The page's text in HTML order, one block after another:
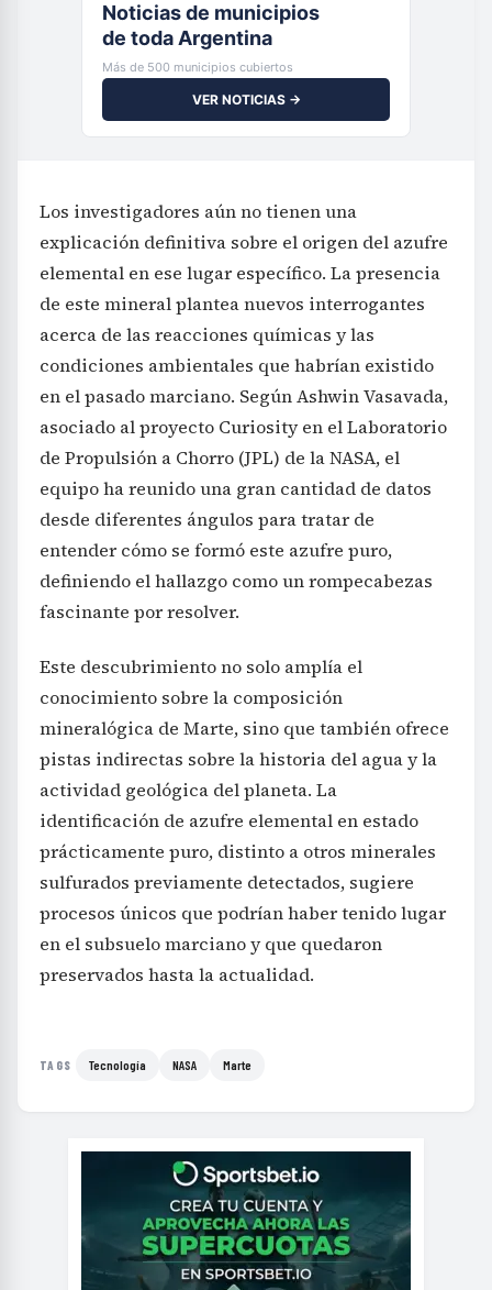
Noticias de municipios
de toda Argentina
Más de 500 municipios cubiertos
VER NOTICIAS →
Los investigadores aún no tienen una
explicación definitiva sobre el origen del azufre
elemental en ese lugar específico. La presencia
de este mineral plantea nuevos interrogantes
acerca de las reacciones químicas y las
condiciones ambientales que habrían existido
en el pasado marciano. Según Ashwin Vasavada,
asociado al proyecto Curiosity en el Laboratorio
de Propulsión a Chorro (JPL) de la NASA, el
equipo ha reunido una gran cantidad de datos
desde diferentes ángulos para tratar de
entender cómo se formó este azufre puro,
definiendo el hallazgo como un rompecabezas
fascinante por resolver.
Este descubrimiento no solo amplía el
conocimiento sobre la composición
mineralógica de Marte, sino que también ofrece
pistas indirectas sobre la historia del agua y la
actividad geológica del planeta. La
identificación de azufre elemental en estado
prácticamente puro, distinto a otros minerales
sulfurados previamente detectados, sugiere
procesos únicos que podrían haber tenido lugar
en el subsuelo marciano y que quedaron
preservados hasta la actualidad.
TAGS Tecnología NASA Marte